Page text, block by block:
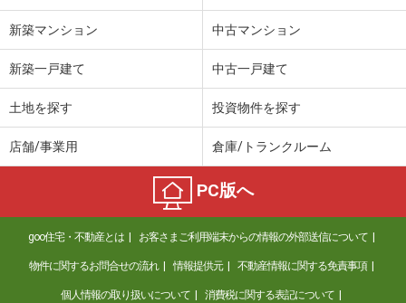
間取り
2LDK
北海道北見市東三輪１丁目
北海道北見市東三輪１丁目
北海道札幌市東区北七条東７丁目
価 格
12.20万円
専有面積
52.12m²
間取り
2LDK
新築マンション 中古マンション
新築一戸建て 中古一戸建て
土地を探す 投資物件を探す
店舗/事業用 倉庫/トランクルーム
PC版へ
goo住宅・不動産とは お客さまご利用端末からの情報の外部送信について
物件に関するお問合せの流れ 情報提供元 不動産情報に関する免責事項
個人情報の取り扱いについて 消費税に関する表記について